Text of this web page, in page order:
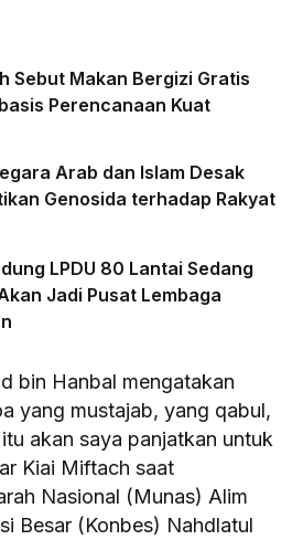
Sebut Makan Bergizi Gratis
Perencanaan Kuat
Arab dan Islam Desak
Genosida terhadap Rakyat
LPDU 80 Lantai Sedang
Jadi Pusat Lembaga
bin Hanbal mengatakan
yang mustajab, yang qabul,
akan saya panjatkan untuk
Kiai Miftach saat
Nasional (Munas) Alim
Besar (Konbes) Nahdlatul